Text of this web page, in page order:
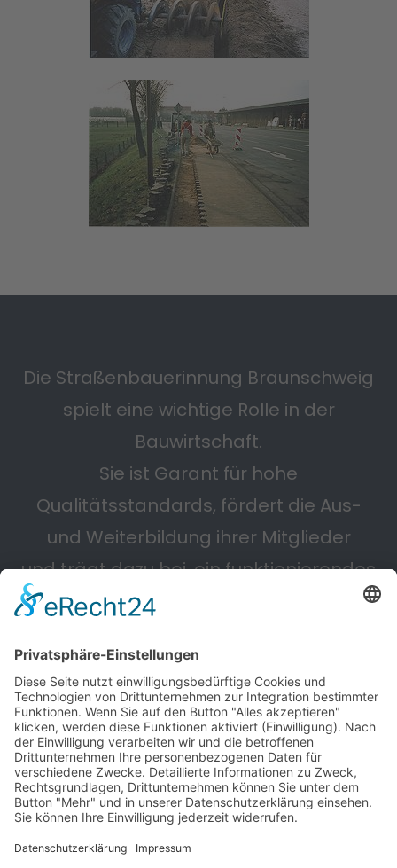
Die Straßenbauerinnung Braunschweig
spielt eine wichtige Rolle in der
Bauwirtschaft.
Sie ist Garant für hohe
Qualitätsstandards, fördert die Aus-
und Weiterbildung ihrer Mitglieder
und trägt dazu bei, ein funktionierendes
Straßennetz zu erhalten.
Powered by KIEWITZ D&H
Cookie-Einstellungen